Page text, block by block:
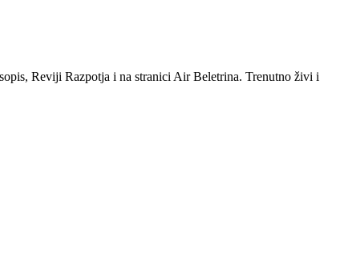
Reviji Razpotja i na stranici Air Beletrina. Trenutno živi i